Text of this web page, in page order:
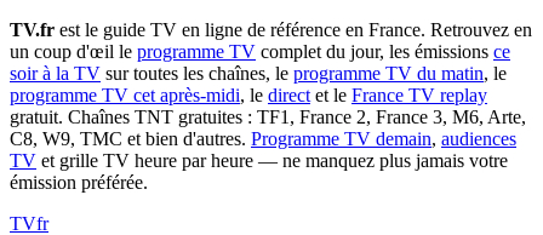
TV.fr est le guide TV en ligne de référence en France. Retrouvez en
un coup d'œil le programme TV complet du jour, les émissions ce
soir à la TV sur toutes les chaînes, le programme TV du matin, le
programme TV cet après-midi, le direct et le France TV replay
gratuit. Chaînes TNT gratuites : TF1, France 2, France 3, M6, Arte,
C8, W9, TMC et bien d'autres. Programme TV demain, audiences
TV et grille TV heure par heure — ne manquez plus jamais votre
émission préférée.
TVfr